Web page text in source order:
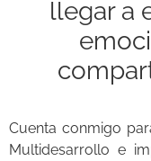
llegar a
Cuenta conmigo
Multidesarrollo e